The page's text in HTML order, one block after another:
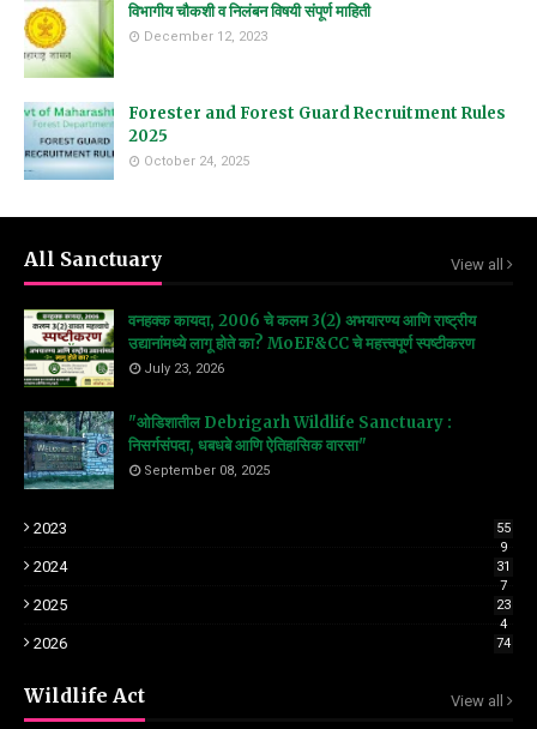
विभागीय चौकशी व निलंबन विषयी संपूर्ण माहिती
December 12, 2023
Forester and Forest Guard Recruitment Rules
2025
October 24, 2025
All Sanctuary View all
वनहक्क कायदा, 2006 चे कलम 3(2) अभयारण्य आणि राष्ट्रीय
उद्यानांमध्ये लागू होते का? MoEF&CC चे महत्त्वपूर्ण स्पष्टीकरण
July 23, 2026
"ओडिशातील Debrigarh Wildlife Sanctuary :
निसर्गसंपदा, धबधबे आणि ऐतिहासिक वारसा"
September 08, 2025
2023
55
9
2024
31
7
2025
23
4
2026 74
Wildlife Act View all